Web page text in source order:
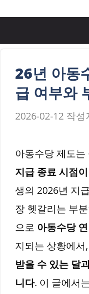
츠
26년 아동
급 여부와
2026-02-12 작성
아동수당 제도는
지급 종료 시점
생의 2026년 지
장 헷갈리는 부
으로 아동수당
지되는 상황에
받을 수 있는 달
니다. 이 글에서